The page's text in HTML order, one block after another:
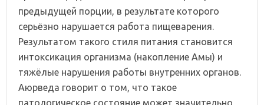
предыдущей порции, в результате которого
серьёзно нарушается работа пищеварения.
Результатом такого стиля питания становится
интоксикация организма (накопление Амы) и
тяжёлые нарушения работы внутренних органов.
Аюрведа говорит о том, что такое
патологическое состояние может значительно